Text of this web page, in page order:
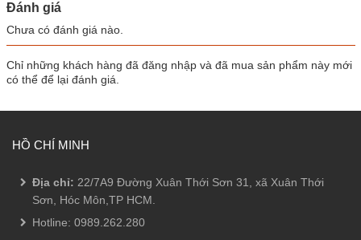
Đánh giá
Chưa có đánh giá nào.
Chỉ những khách hàng đã đăng nhập và đã mua sản phẩm này mới
có thể để lại đánh giá.
HỒ CHÍ MINH
Địa chỉ: 22/7A9 Đường Xuân Thới Sơn 31, xã Xuân Thới
Sơn, Hóc Môn,TP HCM.
Hotline: 0989.262.280